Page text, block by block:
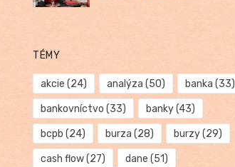
TÉMY
akcie (24) analýza (50) banka (33)
bankovníctvo (33) banky(43)
bcpb (24) burza (28) burzy(29)
cash flow(27) dane (51)